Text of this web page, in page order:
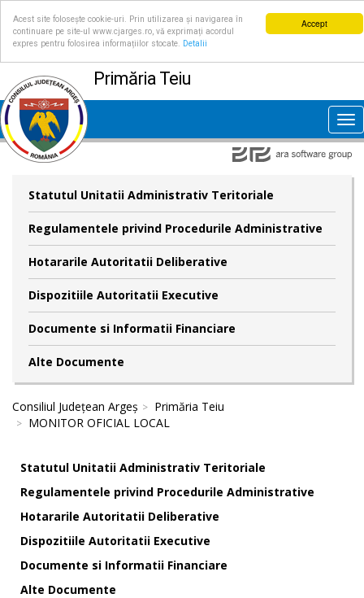
Accept
Acest site folosește cookie-uri. Prin utilizarea și navigarea în
continuare pe site-ul www.cjarges.ro, vă exprimați acordul
expres pentru folosirea informațiilor stocate.
Detalii
Primăria Teiu
Statutul Unitatii Administrativ Teritoriale
Regulamentele privind Procedurile Administrative
Hotararile Autoritatii Deliberative
Dispozitiile Autoritatii Executive
Documente si Informatii Financiare
Alte Documente
Consiliul Județean Argeș
Primăria Teiu
MONITOR OFICIAL LOCAL
Statutul Unitatii Administrativ Teritoriale
Regulamentele privind Procedurile Administrative
Hotararile Autoritatii Deliberative
Dispozitiile Autoritatii Executive
Documente si Informatii Financiare
Alte Documente